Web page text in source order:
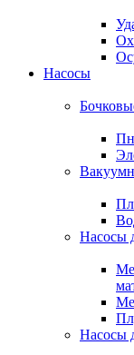
Насосы
Насосы
Насосы